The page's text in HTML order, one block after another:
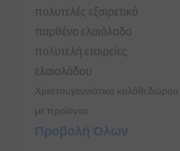
πολυτελές εξαιρετικό
παρθένο ελαιόλαδο
πολυτελή εταιρείες
ελαιολάδου
Χριστουγεννιάτικο καλάθι δώρου
με προϊόντα
Προβολή Όλων